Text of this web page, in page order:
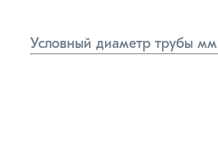
Условный диаметр трубы мм